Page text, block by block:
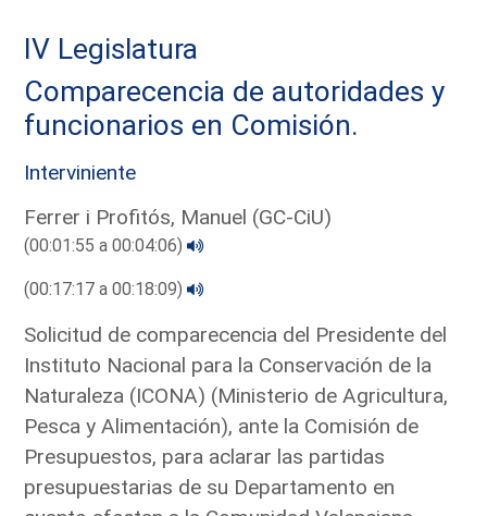
IV Legislatura
Comparecencia de autoridades y
funcionarios en Comisión.
Interviniente
Ferrer i Profitós, Manuel (GC-CiU)
(00:01:55 a 00:04:06)
(00:17:17 a 00:18:09)
Solicitud de comparecencia del Presidente del
Instituto Nacional para la Conservación de la
Naturaleza (ICONA) (Ministerio de Agricultura,
Pesca y Alimentación), ante la Comisión de
Presupuestos, para aclarar las partidas
presupuestarias de su Departamento en